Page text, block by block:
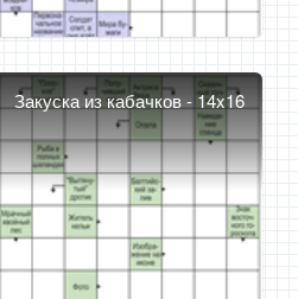
Закуска из кабачков - 14x16